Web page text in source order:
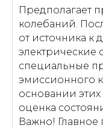
Предполагает
колебаний.
от источника к
электрические
специальные
эмиссионного
основании
оценка
Важно!